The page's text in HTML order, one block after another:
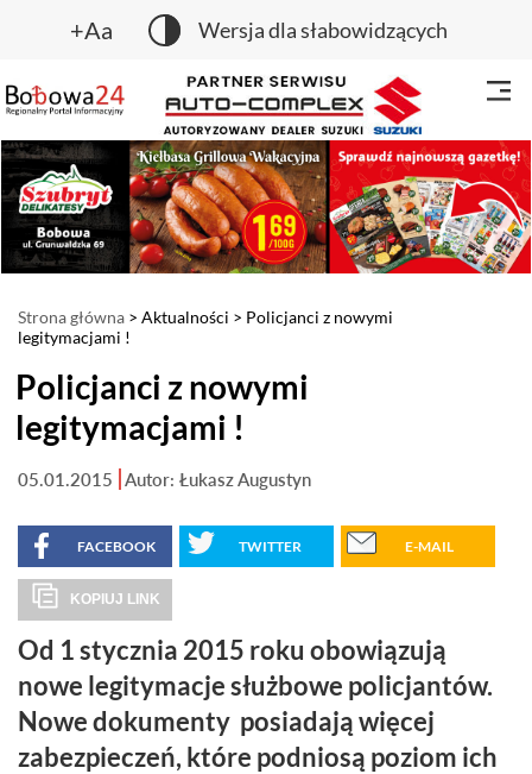
+Aa Wersja dla słabowidzących
Strona główna > Aktualności > Policjanci z nowymi
legitymacjami !
Policjanci z nowymi
legitymacjami !
05.01.2015 Autor: Łukasz Augustyn
FACEBOOK TWITTER E-MAIL
KOPIUJ LINK
Od 1 stycznia 2015 roku obowiązują
nowe legitymacje służbowe policjantów.
Nowe dokumenty posiadają więcej
zabezpieczeń, które podniosą poziom ich